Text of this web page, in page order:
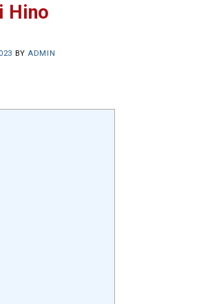
Hino
BY ADMIN